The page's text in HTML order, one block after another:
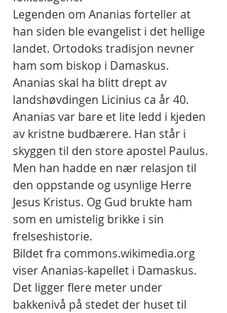
Legenden om Ananias forteller at
han siden ble evangelist i det hellige
landet. Ortodoks tradisjon nevner
ham som biskop i Damaskus.
Ananias skal ha blitt drept av
landshøvdingen Licinius ca år 40.
Ananias var bare et lite ledd i kjeden
av kristne budbærere. Han står i
skyggen til den store apostel Paulus.
Men han hadde en nær relasjon til
den oppstande og usynlige Herre
Jesus Kristus. Og Gud brukte ham
som en umistelig brikke i sin
frelseshistorie.
Bildet fra commons.wikimedia.org
viser Ananias-kapellet i Damaskus.
Det ligger flere meter under
bakkenivå på stedet der huset til